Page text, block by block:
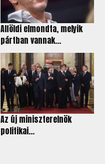
Alföldi elmondta, melyik
pártban vannak...
Az új miniszterelnök
politikai...